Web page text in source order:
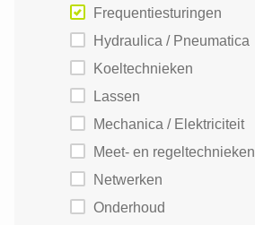
Frequentiesturingen
Hydraulica / Pneumatica
Koeltechnieken
Lassen
Mechanica / Elektriciteit
Meet- en regeltechnieken
Netwerken
Onderhoud